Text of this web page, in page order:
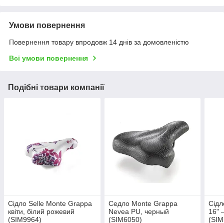
Умови повернення
Повернення товару впродовж 14 днів за домовленістю
Всі умови повернення
Подібні товари компанії
Сідло Selle Monte Grappa
квіти, білий рожевий
(SIM9964)
Седло Monte Grappa
Nevea PU, черный
(SIM6050)
16"